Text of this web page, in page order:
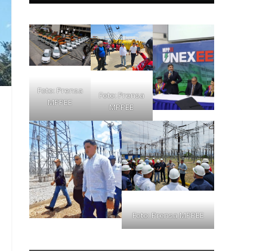
Foto: Prensa
MPPEE
Foto: Prensa
MPPEE
Foto: Prensa MPPEE